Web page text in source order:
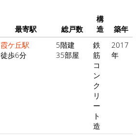
最寄駅 総戸数
構
造
築年
霞ケ丘駅
徒歩6分
5階建
35部屋
鉄
筋
コ
ン
ク
リ
ー
ト
造
2017
年